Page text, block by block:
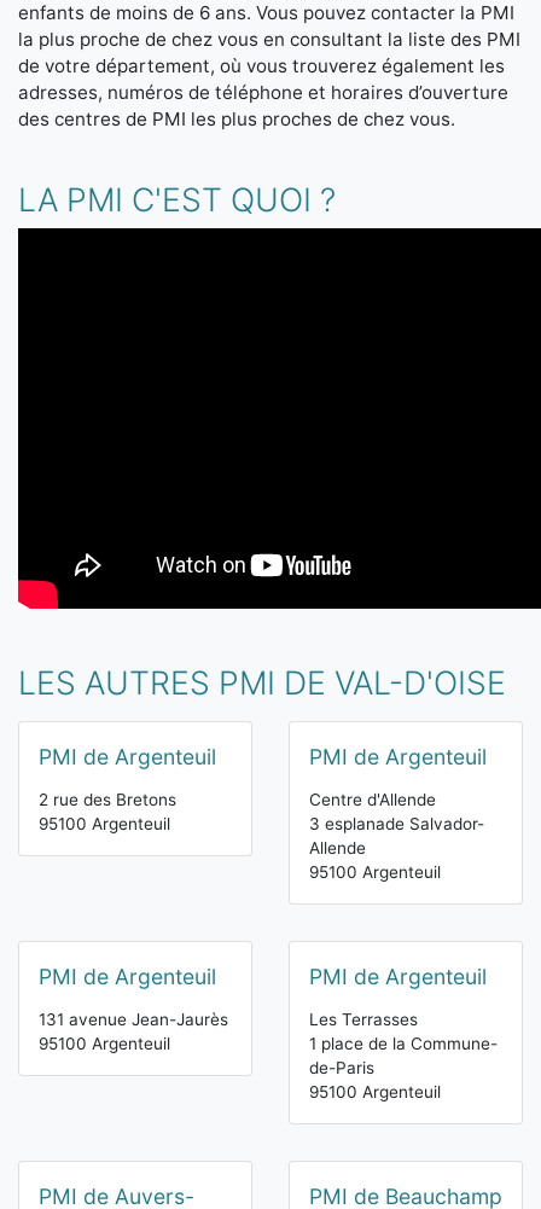
enfants de moins de 6 ans. Vous pouvez contacter la PMI
la plus proche de chez vous en consultant la liste des PMI
de votre département, où vous trouverez également les
adresses, numéros de téléphone et horaires d’ouverture
des centres de PMI les plus proches de chez vous.
LA PMI C'EST QUOI ?
LES AUTRES PMI DE VAL-D'OISE
PMI de Argenteuil
2 rue des Bretons
95100 Argenteuil
PMI de Argenteuil
Centre d'Allende
3 esplanade Salvador-
Allende
95100 Argenteuil
PMI de Argenteuil
131 avenue Jean-Jaurès
95100 Argenteuil
PMI de Argenteuil
Les Terrasses
1 place de la Commune-
de-Paris
95100 Argenteuil
PMI de Auvers- PMI de Beauchamp